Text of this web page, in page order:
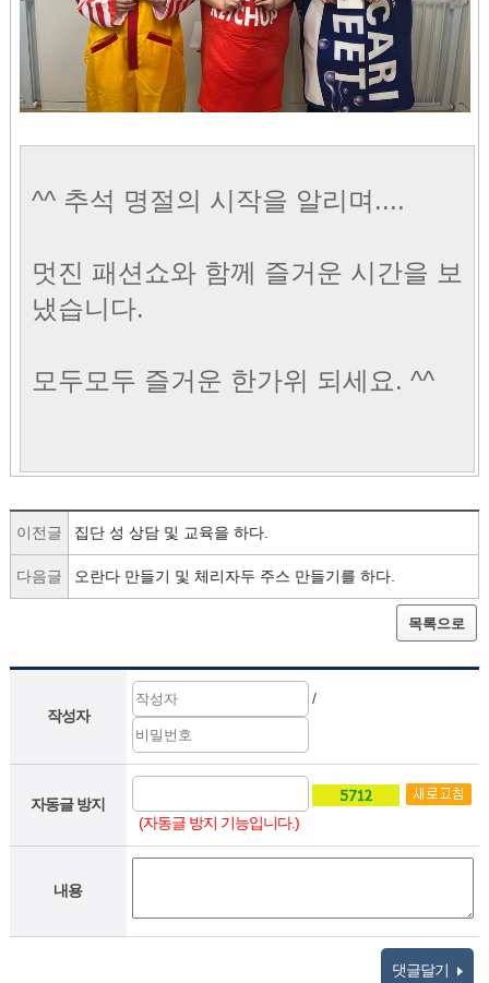
^^ 추석 명절의 시작을 알리며....
멋진 패션쇼와 함께 즐거운 시간을 보
냈습니다.
모두모두 즐거운 한가위 되세요. ^^
이전글 집단 성 상담 및 교육을 하다.
다음글 오란다 만들기 및 체리자두 주스 만들기를 하다.
목록으로
작성자
/
자동글 방지
(자동글 방지 기능입니다.)
내용
댓글달기